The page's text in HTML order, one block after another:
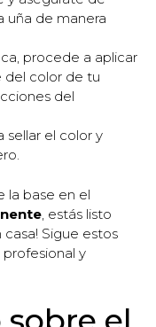
uña de manera
procede a aplicar
del color de tu
del
sellar el color y
la base en el
, estás listo
casa! Sigue estos
y